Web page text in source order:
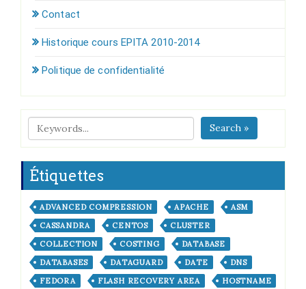
Contact
Historique cours EPITA 2010-2014
Politique de confidentialité
Search »
Étiquettes
ADVANCED COMPRESSION APACHE
ASM
CASSANDRA
CENTOS
CLUSTER
COLLECTION
COSTING
DATABASE
DATABASES
DATAGUARD DATE
DNS
FEDORA
FLASH RECOVERY AREA
HOSTNAME